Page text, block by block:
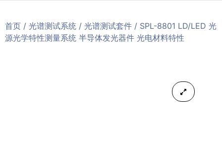
首页 / 光谱测试系统 / 光谱测试套件 / SPL-8801 LD/LED 光
源光学特性测量系统 半导体发光器件 光电材料特性